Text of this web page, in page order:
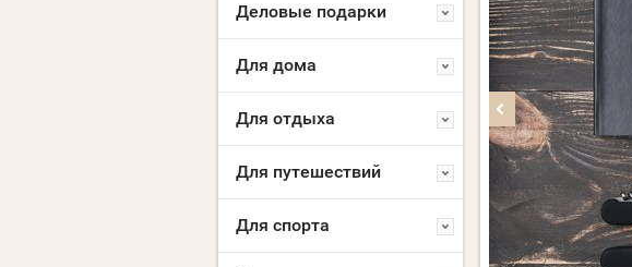
Деловые подарки
Для дома
Для отдыха
Для путешествий
Для спорта